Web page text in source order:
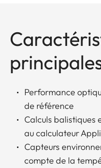
Performance
de référence
Calculs balistiques
au calculateur
Capteurs
compte de la